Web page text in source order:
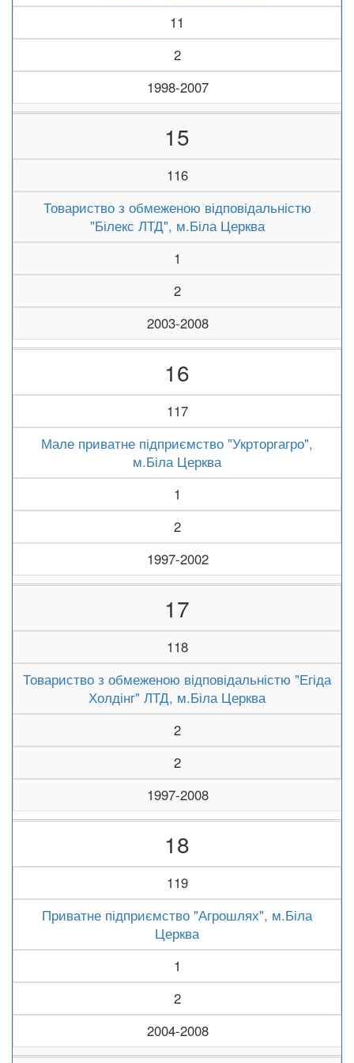
11
2
1998-2007
15
116
Товариство з обмеженою відповідальністю
"Білекс ЛТД", м.Біла Церква
1
2
2003-2008
16
117
Мале приватне підприємство "Укрторгагро",
м.Біла Церква
1
2
1997-2002
17
118
Товариство з обмеженою відповідальністю "Егіда
Холдінг" ЛТД, м.Біла Церква
2
2
1997-2008
18
119
Приватне підприємство "Агрошлях", м.Біла
Церква
1
2
2004-2008